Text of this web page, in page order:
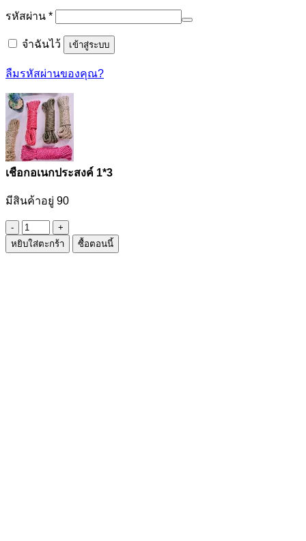
รหัสผ่าน *ต้องการ
จำฉันไว้ เข้าสู่ระบบ
ลืมรหัสผ่านของคุณ?
เชือกอเนกประสงค์ 1*3
มีสินค้าอยู่ 90
จำนวน
เชือก
หยิบใส่ตะกร้า ซื้อตอนนี้